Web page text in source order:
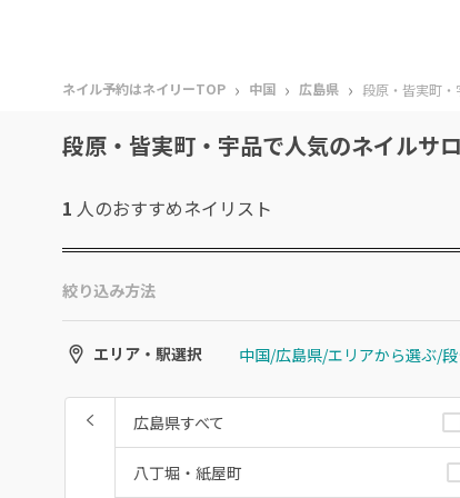
ネイル予約はネイリーTOP › 中国 › 広島県 › 段原・皆実町・
段原・皆実町・宇品で人気のネイルサ
1 人のおすすめネイリスト
絞り込み方法
エリア・駅選択 中国/
広島県すべて
八丁堀・紙屋町